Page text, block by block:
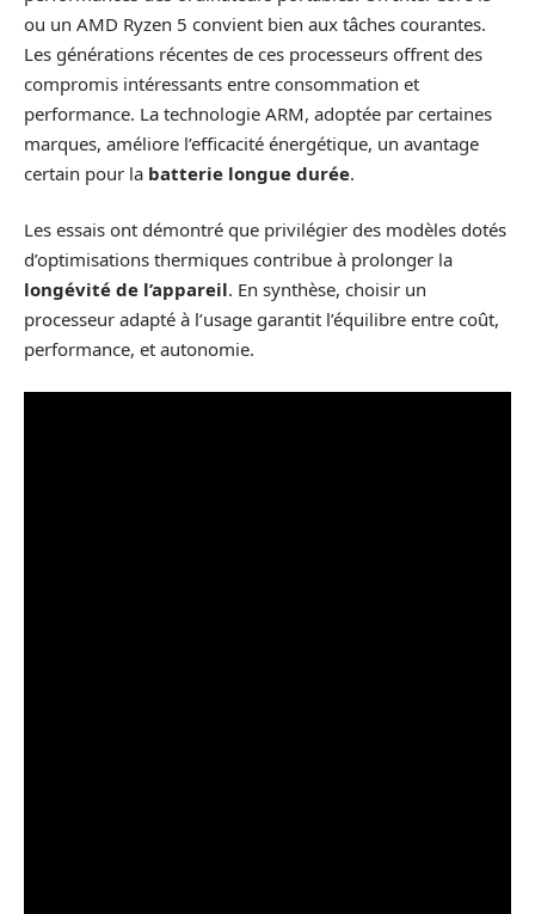
ou un AMD Ryzen 5 convient bien aux tâches courantes.
Les générations récentes de ces processeurs offrent des
compromis intéressants entre consommation et
performance. La technologie ARM, adoptée par certaines
marques, améliore l’efficacité énergétique, un avantage
certain pour la batterie longue durée.
Les essais ont démontré que privilégier des modèles dotés
d’optimisations thermiques contribue à prolonger la
longévité de l’appareil. En synthèse, choisir un
processeur adapté à l’usage garantit l’équilibre entre coût,
performance, et autonomie.